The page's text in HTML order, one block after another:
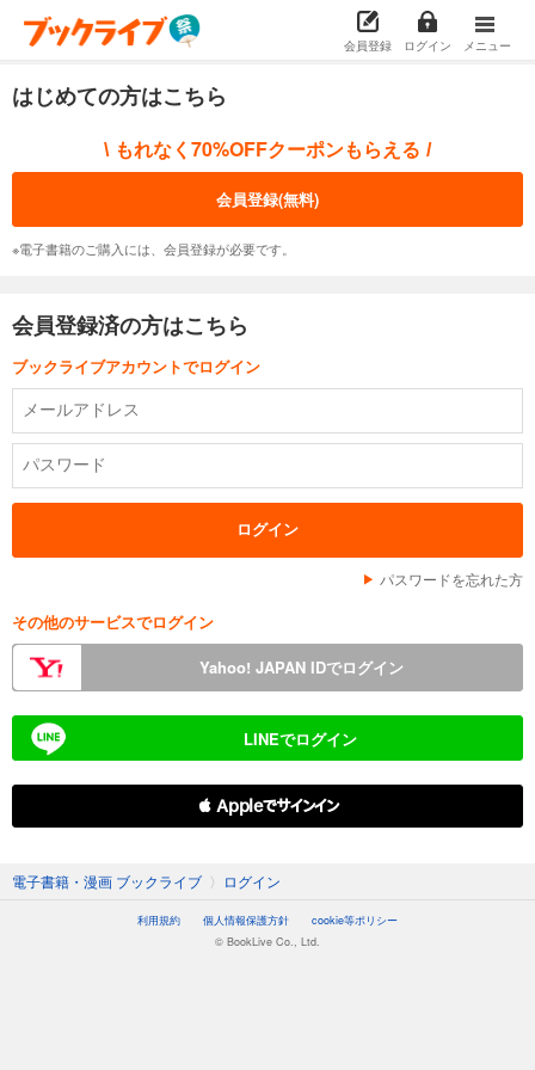
会員登録 ログイン メニュー
はじめての方はこちら
\ もれなく70%OFFクーポンもらえる /
会員登録(無料)
※電子書籍のご購入には、会員登録が必要です。
会員登録済の方はこちら
ブックライブアカウントでログイン
パスワードを忘れた方
その他のサービスでログイン
Yahoo! JAPAN IDでログイン
LINEでログイン
 Appleでサインイン
電子書籍・漫画 ブックライブ 〉 ログイン
利用規約 個人情報保護方針
cookie等ポリシー
© BookLive Co., Ltd.